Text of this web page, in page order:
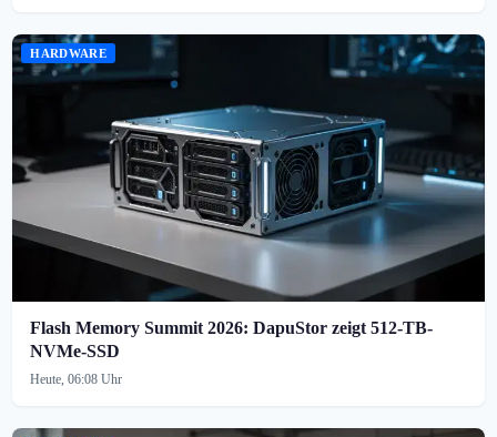
HARDWARE
Flash Memory Summit 2026: DapuStor zeigt 512-TB-
NVMe-SSD
Heute, 06:08 Uhr